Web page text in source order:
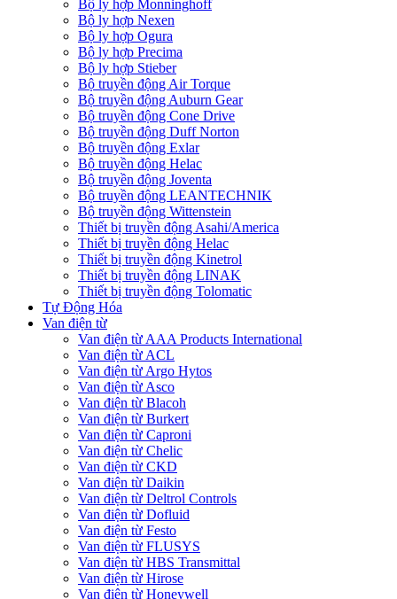
Bộ ly hợp Monninghoff
Bộ ly hợp Nexen
Bộ ly hợp Ogura
Bộ ly hợp Precima
Bộ ly hợp Stieber
Bộ truyền động Air Torque
Bộ truyền động Auburn Gear
Bộ truyền động Cone Drive
Bộ truyền động Duff Norton
Bộ truyền động Exlar
Bộ truyền động Helac
Bộ truyền động Joventa
Bộ truyền động LEANTECHNIK
Bộ truyền động Wittenstein
Thiết bị truyền động Asahi/America
Thiết bị truyền động Helac
Thiết bị truyền động Kinetrol
Thiết bị truyền động LINAK
Thiết bị truyền động Tolomatic
Tự Động Hóa
Van điện từ
Van điện từ AAA Products International
Van điện từ ACL
Van điện từ Argo Hytos
Van điện từ Asco
Van điện từ Blacoh
Van điện từ Burkert
Van điện từ Caproni
Van điện từ Chelic
Van điện từ CKD
Van điện từ Daikin
Van điện từ Deltrol Controls
Van điện từ Dofluid
Van điện từ Festo
Van điện từ FLUSYS
Van điện từ HBS Transmittal
Van điện từ Hirose
Van điện từ Honeywell